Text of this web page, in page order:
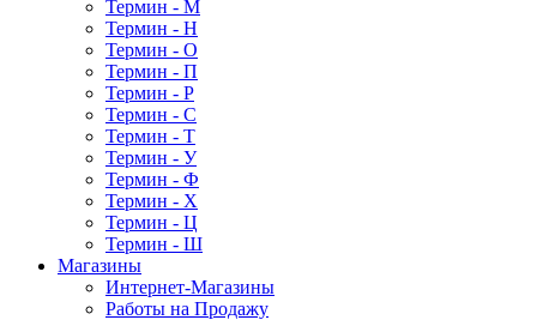
Термин - М
Термин - Н
Термин - О
Термин - П
Термин - Р
Термин - С
Термин - Т
Термин - У
Термин - Ф
Термин - Х
Термин - Ц
Термин - Ш
Магазины
Интернет-Магазины
Работы на Продажу